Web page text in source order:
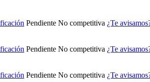
Pendiente No competitiva ¿Te
Pendiente No competitiva ¿Te
Pendiente No competitiva ¿Te